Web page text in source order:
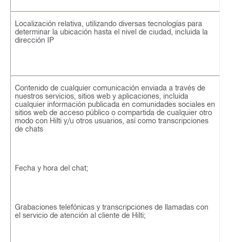
Localización relativa, utilizando diversas tecnologías para
determinar la ubicación hasta el nivel de ciudad, incluida la
dirección IP
Contenido de cualquier comunicación enviada a través de
nuestros servicios, sitios web y aplicaciones, incluida
cualquier información publicada en comunidades sociales en
sitios web de acceso público o compartida de cualquier otro
modo con Hilti y/u otros usuarios, así como transcripciones
de chats
Fecha y hora del chat;
Grabaciones telefónicas y transcripciones de llamadas con
el servicio de atención al cliente de Hilti;